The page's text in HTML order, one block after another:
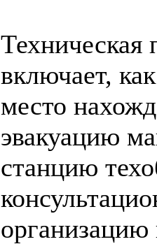
Техническая
включает,
место
эвакуацию
станцию